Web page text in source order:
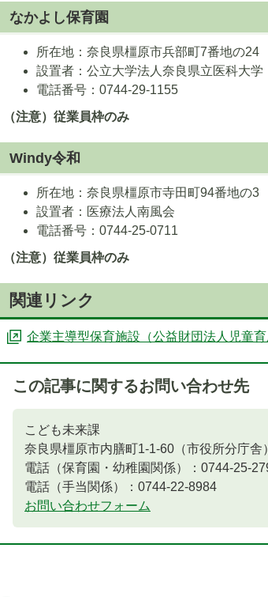
なかよし保育園
所在地：奈良県橿原市兵部町7番地の24
設置者：公立大学法人奈良県立医科大学
電話番号：0744-29-1155
（注意）従業員枠のみ
Windy令和
所在地：奈良県橿原市寺田町94番地の3
設置者：医療法人南風会
電話番号：0744-25-0711
（注意）従業員枠のみ
関連リンク
企業主導型保育施設（公益財団法人児童育
この記事に関するお問い合わせ先
こども未来課
奈良県橿原市内膳町1-1-60（市役所分庁舎）
電話（保育園・幼稚園関係）：0744-25-
電話（手当関係）：0744-22-8984​​​​​​​
お問い合わせフォーム